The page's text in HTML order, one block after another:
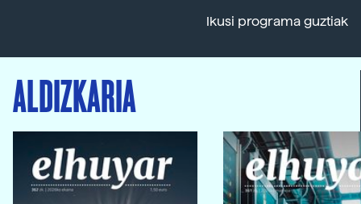
Ikusi programa guztiak
ALDIZKARIA